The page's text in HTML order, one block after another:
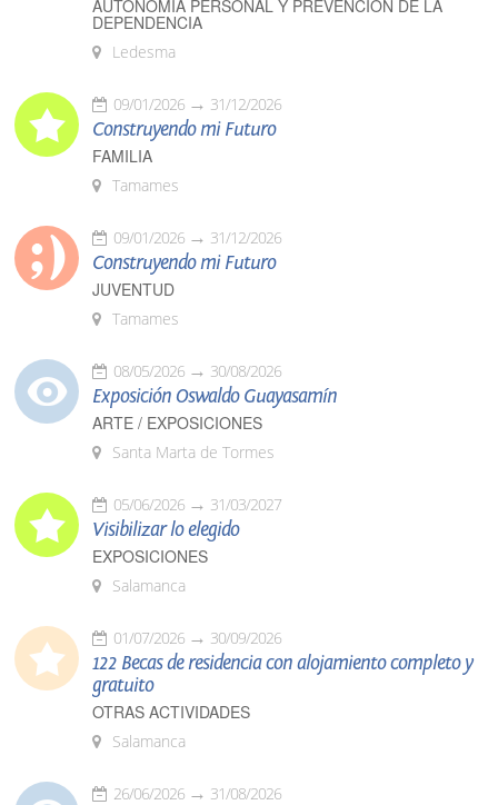
AUTONOMÍA PERSONAL Y PREVENCIÓN DE LA
DEPENDENCIA
Ledesma
09/01/2026 31/12/2026
Construyendo mi Futuro
FAMILIA
Tamames
09/01/2026 31/12/2026
Construyendo mi Futuro
JUVENTUD
Tamames
08/05/2026 30/08/2026
Exposición Oswaldo Guayasamín
ARTE / EXPOSICIONES
Santa Marta de Tormes
05/06/2026 31/03/2027
Visibilizar lo elegido
EXPOSICIONES
Salamanca
01/07/2026 30/09/2026
122 Becas de residencia con alojamiento completo y
gratuito
OTRAS ACTIVIDADES
Salamanca
26/06/2026 31/08/2026